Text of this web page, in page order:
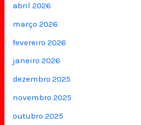
abril 2026
março 2026
fevereiro 2026
janeiro 2026
dezembro 2025
novembro 2025
outubro 2025